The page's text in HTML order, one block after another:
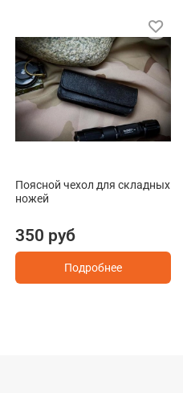
Поясной чехол для складных
ножей
350 руб
Подробнее